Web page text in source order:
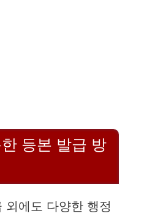
등본 발급 방
에도 다양한 행정